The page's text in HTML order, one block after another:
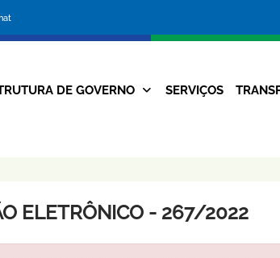
da
Prefeitura
Navegação
DE GOVERNO SERVIÇOS
ELETRÔNICO - 267/2022